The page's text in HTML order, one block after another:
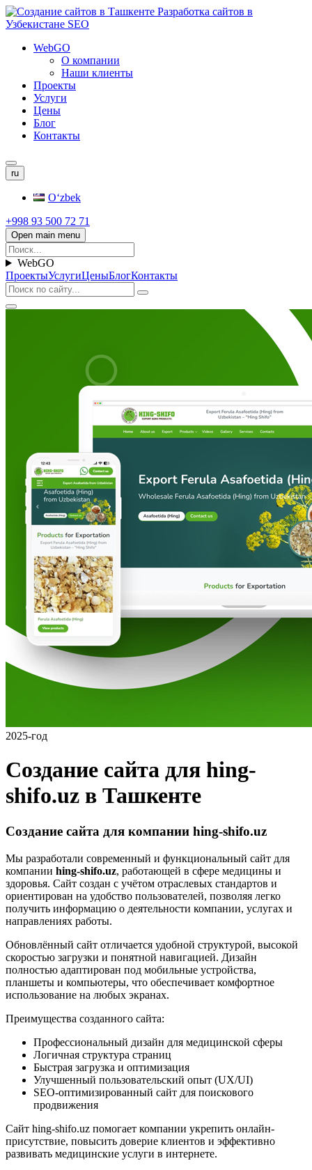
WebGO
О компании
Наши клиенты
Проекты
Услуги
Цены
Блог
Контакты
ru
Oʻzbek
+998 93 500 72 71
Open main menu
WebGO
ПроектыУслугиЦеныБлогКонтакты
2025-год
Создание сайта для hing-
shifo.uz в Ташкенте
Создание сайта для компании hing-shifo.uz
Мы разработали современный и функциональный сайт для
компании hing-shifo.uz, работающей в сфере медицины и
здоровья. Сайт создан с учётом отраслевых стандартов и
ориентирован на удобство пользователей, позволяя легко
получить информацию о деятельности компании, услугах и
направлениях работы.
Обновлённый сайт отличается удобной структурой, высокой
скоростью загрузки и понятной навигацией. Дизайн
полностью адаптирован под мобильные устройства,
планшеты и компьютеры, что обеспечивает комфортное
использование на любых экранах.
Преимущества созданного сайта:
Профессиональный дизайн для медицинской сферы
Логичная структура страниц
Быстрая загрузка и оптимизация
Улучшенный пользовательский опыт (UX/UI)
SEO-оптимизированный сайт для поискового
продвижения
Сайт hing-shifo.uz помогает компании укрепить онлайн-
присутствие, повысить доверие клиентов и эффективно
развивать медицинские услуги в интернете.